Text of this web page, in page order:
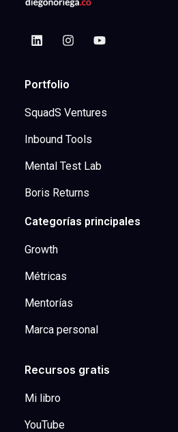
Portfolio
SquadS Ventures
Inbound Tools
Mental Test Lab
Boris Returns
Categorías principales
Growth
Métricas
Mentorías
Marca personal
Recursos gratis
Mi libro
YouTube